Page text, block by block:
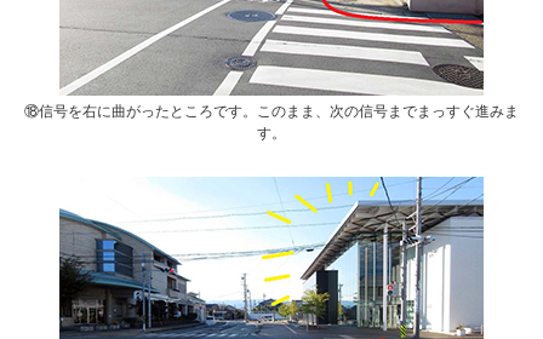
⑱信号を右に曲がったところです。このまま、次の信号までまっすぐ進みま
す。